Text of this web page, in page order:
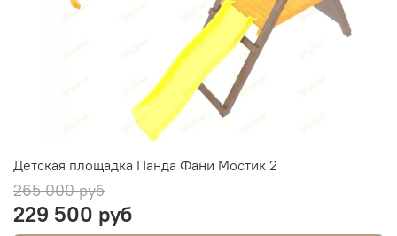
Детская площадка Панда Фани Мостик 2
265 000 руб
229 500 руб